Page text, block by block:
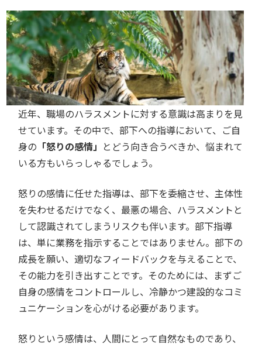
近年、職場のハラスメントに対する意識は高まりを見
せています。その中で、部下への指導において、ご自
身の 「怒りの感情」 とどう向き合うべきか、悩まれて
いる方もいらっしゃるでしょう。
怒りの感情に任せた指導は、部下を委縮させ、主体性
を失わせるだけでなく、最悪の場合、ハラスメントと
して認識されてしまうリスクも伴います。部下指導
は、単に業務を指示することではありません。部下の
成長を願い、適切なフィードバックを与えることで、
その能力を引き出すことです。そのためには、まずご
自身の感情をコントロールし、冷静かつ建設的なコミ
ュニケーションを心がける必要があります。
怒りという感情は、人間にとって自然なものであり、